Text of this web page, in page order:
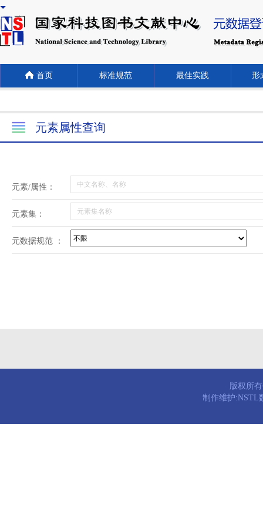
首页 标准规范 最佳实践 形
元素属性查询
元素/属性：
元素集：
元数据规范 ：
版权所
制作维护:NSTL